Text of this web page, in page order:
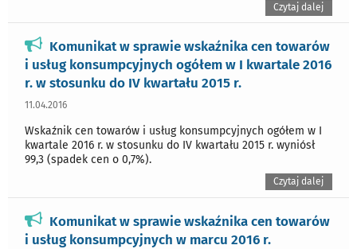
Czytaj dalej
Komunikat w sprawie wskaźnika cen towarów
i usług konsumpcyjnych ogółem w I kwartale 2016
r. w stosunku do IV kwartału 2015 r.
11.04.2016
Wskaźnik cen towarów i usług konsumpcyjnych ogółem w I
kwartale 2016 r. w stosunku do IV kwartału 2015 r. wyniósł
99,3 (spadek cen o 0,7%).
Czytaj dalej
Komunikat w sprawie wskaźnika cen towarów
i usług konsumpcyjnych w marcu 2016 r.